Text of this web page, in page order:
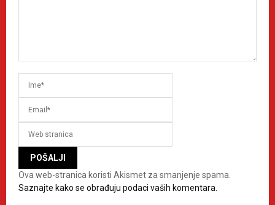
Ova web-stranica koristi Akismet za smanjenje spama.
Saznajte kako se obrađuju podaci vaših komentara.